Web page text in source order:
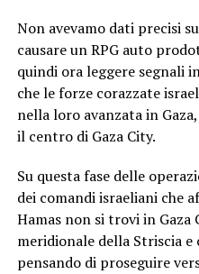
Non avevamo dati precisi
causare un RPG auto
quindi ora leggere segnali
che le forze corazzate
nella loro avanzata in
il centro di Gaza City.
Su questa fase delle
dei comandi israeliani che
Hamas non si trovi in
meridionale della Striscia
pensando di proseguire